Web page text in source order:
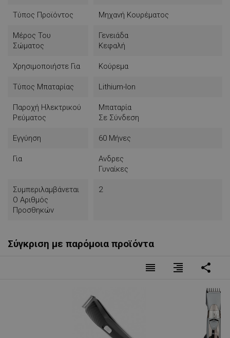
Τύπος Προϊόντος Μηχανή Κουρέματος
Μέρος Του
Σώματος
Γενειάδα
Κεφαλή
Χρησιμοποιήστε Για Κούρεμα
Τύπος Μπαταρίας Lithium-Ion
Παροχή Ηλεκτρικού
Ρεύματος
Μπαταρία
Σε Σύνδεση
Εγγύηση 60 Μήνες
Για
Ανδρες
Γυναίκες
Συμπεριλαμβάνεται
Ο Αριθμός
Προσθηκών
2
Σύγκριση με παρόμοια προϊόντα
reorder format_align_right share